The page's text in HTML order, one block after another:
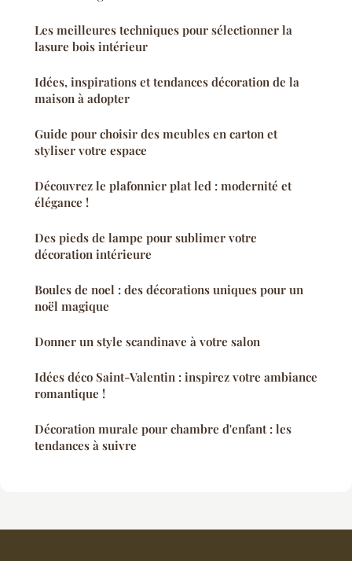
Les meilleures techniques pour sélectionner la
lasure bois intérieur
Idées, inspirations et tendances décoration de la
maison à adopter
Guide pour choisir des meubles en carton et
styliser votre espace
Découvrez le plafonnier plat led : modernité et
élégance !
Des pieds de lampe pour sublimer votre
décoration intérieure
Boules de noel : des décorations uniques pour un
noël magique
Donner un style scandinave à votre salon
Idées déco Saint-Valentin : inspirez votre ambiance
romantique !
Décoration murale pour chambre d'enfant : les
tendances à suivre